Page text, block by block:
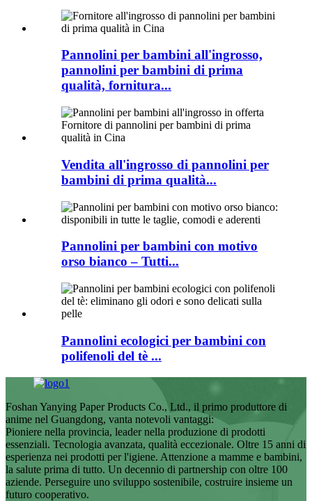
Pannolini per bambini all'ingrosso,
pannolini per bambini di prima
qualità, fornitura...
Vendita all'ingrosso di pannolini per
bambini di prima qualità...
Pannolini per bambini con motivo
orso bianco – Tutti...
Pannolini ecologici per bambini con
polifenoli del tè ...
Foshan Yanying Paper Products Co., Ltd., il primo produttore di
anime nel Guangdong, vanta notevoli vantaggi:
Pioniere nella provincia, leader nella produzione di prodotti
essenziali. Tecnologia avanzata, qualità eccezionale. Oltre 15 anni di
esperienza nei prodotti per l'igiene. Attenzione a mamme e bambini,
la salute prima di tutto. Un decennio di partnership con oltre 100
aziende. Perseguire uno sviluppo sostenibile, costruire insieme un
futuro cooperativo.